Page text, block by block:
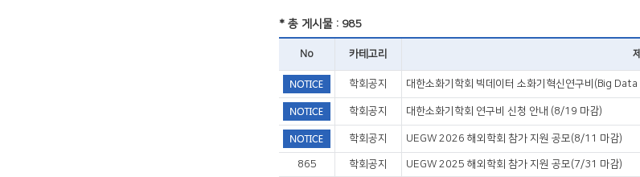
* 총 게시물 : 985
No 카테고리
학회공지 대한소화기학회 빅데이터 소화기혁신연구비(Big
학회공지 대한소화기학회 연구비 신청 안내 (8/19 마감)
학회공지 UEGW 2026 해외학회 참가 지원 공모(8/11 마감)
865 학회공지 UEGW 2025 해외학회 참가 지원 공모(7/31 마감)